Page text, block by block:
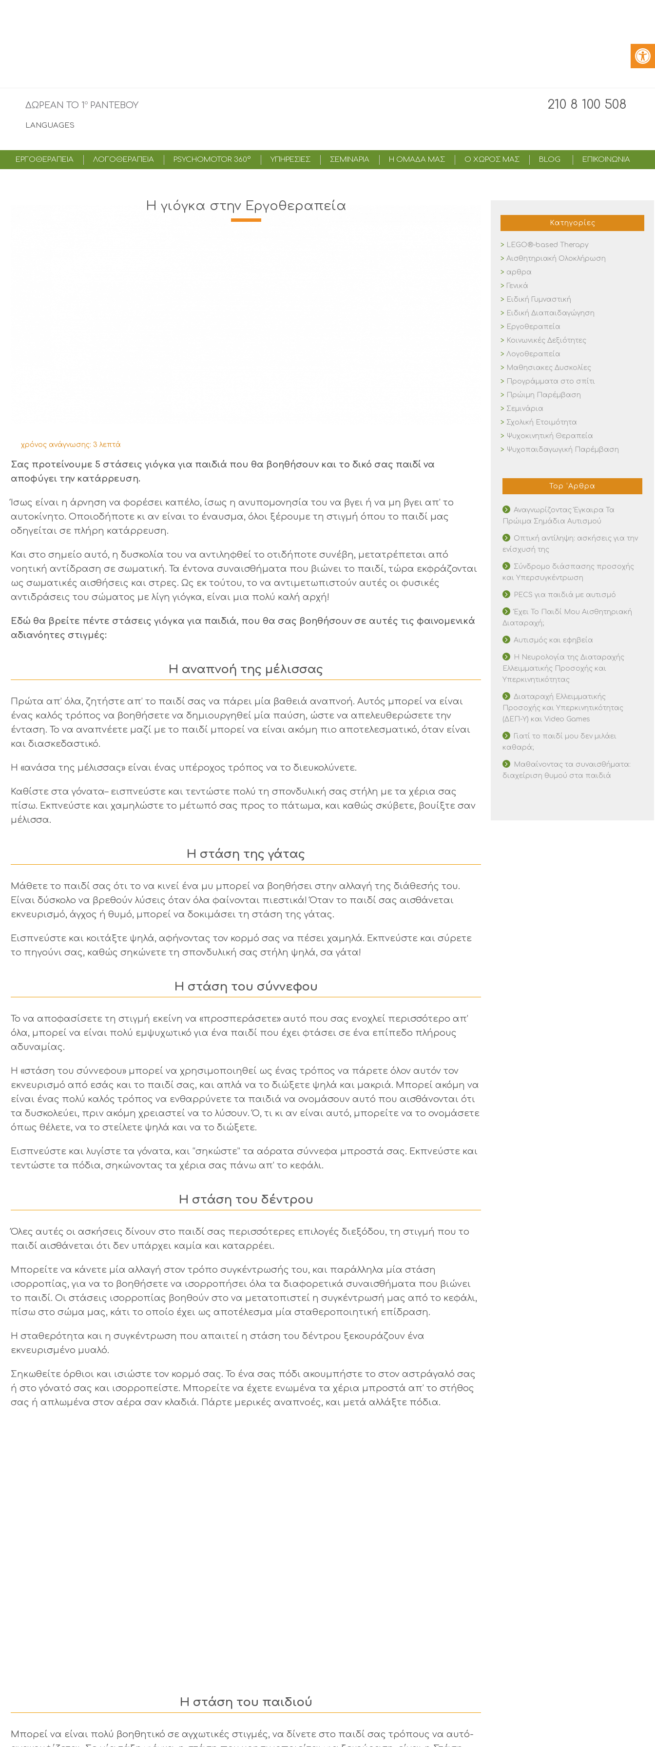
ΔΩΡΕΑΝ ΤΟ 1 o ΡΑΝΤΕΒΟΥ
LANGUAGES
210 8 100 508
ΕΡΓΟΘΕΡΑΠΕΙΑ ΛΟΓΟΘΕΡΑΠΕΙΑ PSYCHOMOTOR 360° ΥΠΗΡΕΣΊΕΣ ΣΕΜΙΝΑΡΙΑ Η ΟΜΑΔΑ ΜΑΣ Ο ΧΩΡΟΣ ΜΑΣ BLOG ΕΠΙΚΟΙΝΩΝΙΑ
Η γιόγκα στην Εργοθεραπεία
χρόνος ανάγνωσης: 3 λεπτά
Σας προτείνουμε 5 στάσεις γιόγκα για παιδιά που θα βοηθήσουν και το δικό σας παιδί να
αποφύγει την κατάρρευση.
Ίσως είναι η άρνηση να φορέσει καπέλο, ίσως η ανυπομονησία του να βγει ή να μη βγει απ’ το
αυτοκίνητο. Οποιοδήποτε κι αν είναι το έναυσμα, όλοι ξέρουμε τη στιγμή όπου το παιδί μας
οδηγείται σε πλήρη κατάρρευση.
Και στο σημείο αυτό, η δυσκολία του να αντιληφθεί το οτιδήποτε συνέβη, μετατρέπεται από
νοητική αντίδραση σε σωματική. Τα έντονα συναισθήματα που βιώνει το παιδί, τώρα εκφράζονται
ως σωματικές αισθήσεις και στρες. Ως εκ τούτου, το να αντιμετωπιστούν αυτές οι φυσικές
αντιδράσεις του σώματος με λίγη γιόγκα, είναι μια πολύ καλή αρχή!
Εδώ θα βρείτε πέντε στάσεις γιόγκα για παιδιά, που θα σας βοηθήσουν σε αυτές τις φαινομενικά
αδιανόητες στιγμές:
Η αναπνοή της μέλισσας
Πρώτα απ’ όλα, ζητήστε απ’ το παιδί σας να πάρει μία βαθειά αναπνοή. Αυτός μπορεί να είναι
ένας καλός τρόπος να βοηθήσετε να δημιουργηθεί μία παύση, ώστε να απελευθερώσετε την
ένταση. Το να αναπνέετε μαζί με το παιδί μπορεί να είναι ακόμη πιο αποτελεσματικό, όταν είναι
και διασκεδαστικό.
Η «ανάσα της μέλισσας» είναι ένας υπέροχος τρόπος να το διευκολύνετε.
Καθίστε στα γόνατα– εισπνεύστε και τεντώστε πολύ τη σπονδυλική σας στήλη με τα χέρια σας
πίσω. Εκπνεύστε και χαμηλώστε το μέτωπό σας προς το πάτωμα, και καθώς σκύβετε, βουίξτε σαν
μέλισσα.
Η στάση της γάτας
Μάθετε το παιδί σας ότι το να κινεί ένα μυ μπορεί να βοηθήσει στην αλλαγή της διάθεσής του.
Είναι δύσκολο να βρεθούν λύσεις όταν όλα φαίνονται πιεστικά! Όταν το παιδί σας αισθάνεται
εκνευρισμό, άγχος ή θυμό, μπορεί να δοκιμάσει τη στάση της γάτας.
Εισπνεύστε και κοιτάξτε ψηλά, αφήνοντας τον κορμό σας να πέσει χαμηλά. Εκπνεύστε και σύρετε
το πηγούνι σας, καθώς σηκώνετε τη σπονδυλική σας στήλη ψηλά, σα γάτα!
Η στάση του σύννεφου
Το να αποφασίσετε τη στιγμή εκείνη να «προσπεράσετε» αυτό που σας ενοχλεί περισσότερο απ’
όλα, μπορεί να είναι πολύ εμψυχωτικό για ένα παιδί που έχει φτάσει σε ένα επίπεδο πλήρους
αδυναμίας.
Η «στάση του σύννεφου» μπορεί να χρησιμοποιηθεί ως ένας τρόπος να πάρετε όλον αυτόν τον
εκνευρισμό από εσάς και το παιδί σας, και απλά να το διώξετε ψηλά και μακριά. Μπορεί ακόμη να
είναι ένας πολύ καλός τρόπος να ενθαρρύνετε τα παιδιά να ονομάσουν αυτό που αισθάνονται ότι
τα δυσκολεύει, πριν ακόμη χρειαστεί να το λύσουν. Ό, τι κι αν είναι αυτό, μπορείτε να το ονομάσετε
όπως θέλετε, να το στείλετε ψηλά και να το διώξετε.
Εισπνεύστε και λυγίστε τα γόνατα, και “σηκώστε” τα αόρατα σύννεφα μπροστά σας. Εκπνεύστε και
τεντώστε τα πόδια, σηκώνοντας τα χέρια σας πάνω απ’ το κεφάλι.
Η στάση του δέντρου
Όλες αυτές οι ασκήσεις δίνουν στο παιδί σας περισσότερες επιλογές διεξόδου, τη στιγμή που το
παιδί αισθάνεται ότι δεν υπάρχει καμία και καταρρέει.
Μπορείτε να κάνετε μία αλλαγή στον τρόπο συγκέντρωσής του, και παράλληλα μία στάση
ισορροπίας, για να το βοηθήσετε να ισορροπήσει όλα τα διαφορετικά συναισθήματα που βιώνει
το παιδί. Οι στάσεις ισορροπίας βοηθούν στο να μετατοπιστεί η συγκέντρωσή μας από το κεφάλι,
πίσω στο σώμα μας, κάτι το οποίο έχει ως αποτέλεσμα μία σταθεροποιητική επίδραση.
Η σταθερότητα και η συγκέντρωση που απαιτεί η στάση του δέντρου ξεκουράζουν ένα
εκνευρισμένο μυαλό.
Σηκωθείτε όρθιοι και ισιώστε τον κορμό σας. Το ένα σας πόδι ακουμπήστε το στον αστράγαλό σας
ή στο γόνατό σας και ισορροπείστε. Μπορείτε να έχετε ενωμένα τα χέρια μπροστά απ’ το στήθος
σας ή απλωμένα στον αέρα σαν κλαδιά. Πάρτε μερικές αναπνοές, και μετά αλλάξτε πόδια.
Η στάση του παιδιού
Μπορεί να είναι πολύ βοηθητικό σε αγχωτικές στιγμές, να δίνετε στο παιδί σας τρόπους να αυτό-
Κατηγορίες
LEGO®-based Therapy
Αισθητηριακή Ολοκλήρωση
αρθρα
Γενικά
Ειδική Γυμναστική
Ειδική Διαπαιδαγώγηση
Εργοθεραπεία
Κοινωνικές Δεξιότητες
Λογοθεραπεία
Μαθησιακες Δυσκολίες
Προγράμματα στο σπίτι
Πρώιμη Παρέμβαση
Σεμινάρια
Σχολική Ετοιμότητα
Ψυχοκινητική Θεραπεία
Ψυχοπαιδαγωγική Παρέμβαση
Top ‘Αρθρα
Αναγνωρίζοντας Έγκαιρα Τα
Πρώιμα Σημάδια Αυτισμού
Οπτική αντίληψη: ασκήσεις για την
ενίσχυσή της
Σύνδρομο διάσπασης προσοχής
και Υπερσυγκέντρωση
PECS για παιδιά με αυτισμό
Έχει Το Παιδί Μου Αισθητηριακή
Διαταραχή;
Αυτισμός και εφηβεία
Η Νευρολογία της Διαταραχής
Ελλειμματικής Προσοχής και
Υπερκινητικότητας
Διαταραχή Ελλειμματικής
Προσοχής και Υπερκινητικότητας
(ΔΕΠ-Υ) και Video Games
Γιατί το παιδί μου δεν μιλάει
καθαρά;
Μαθαίνοντας τα συναισθήματα:
διαχείριση θυμού στα παιδιά